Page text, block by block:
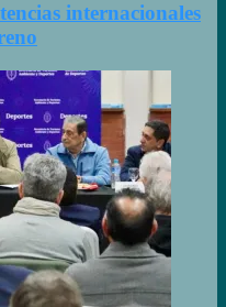
internacionales